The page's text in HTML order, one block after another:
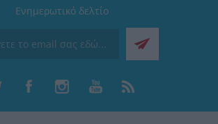
Ενημερωτικό δελτίο